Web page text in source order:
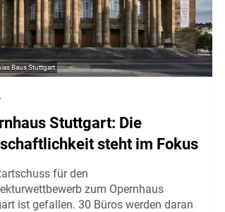
Baus Stuttgart
Stuttgart: Die
steht im Fokus
für den
zum Opernhaus
ist gefallen. 30 Büros werden daran